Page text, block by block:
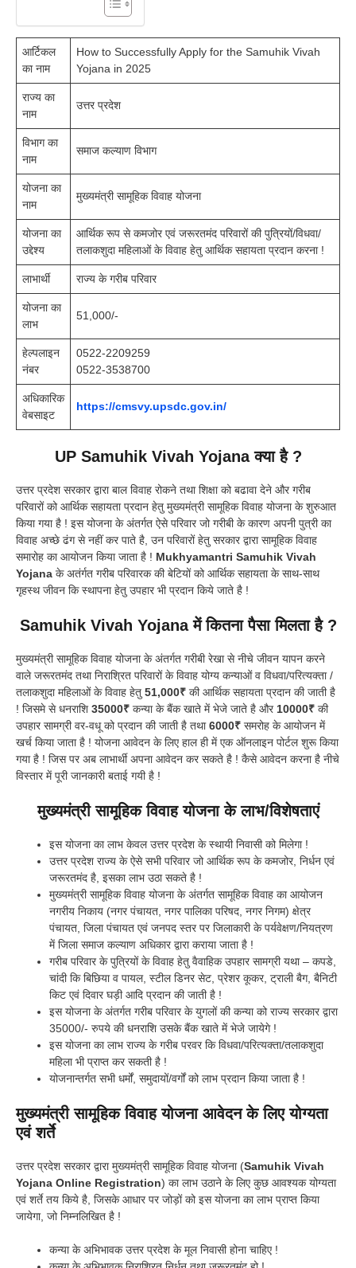
आर्टिकल
का नाम
How to Successfully Apply for the Samuhik Vivah
Yojana in 2025
राज्य का
नाम
उत्तर प्रदेश
विभाग का
नाम
समाज कल्याण विभाग
योजना का
नाम
मुख्यमंत्री सामूहिक विवाह योजना
योजना का
उद्देश्य
आर्थिक रूप से कमजोर एवं जरूरतमंद परिवारों की पुत्रियों/विधवा/
तलाकशुदा महिलाओं के विवाह हेतु आर्थिक सहायता प्रदान करना !
लाभार्थी राज्य के गरीब परिवार
योजना का
लाभ
51,000/-
हेल्पलाइन
नंबर
0522-2209259
0522-3538700
अधिकारिक
वेबसाइट
https://cmsvy.upsdc.gov.in/
UP Samuhik Vivah Yojana क्या है ?
उत्तर प्रदेश सरकार द्वारा बाल विवाह रोकने तथा शिक्षा को बढावा देने और गरीब
परिवारों को आर्थिक सहायता प्रदान हेतु मुख्यमंत्री सामूहिक विवाह योजना के शुरुआत
किया गया है ! इस योजना के अंतर्गत ऐसे परिवार जो गरीबी के कारण अपनी पुत्री का
विवाह अच्छे ढंग से नहीं कर पाते है, उन परिवारों हेतु सरकार द्वारा सामूहिक विवाह
समारोह का आयोजन किया जाता है ! Mukhyamantri Samuhik Vivah
Yojana के अतंर्गत गरीब परिवारक की बेटियों को आर्थिक सहायता के साथ-साथ
गृहस्थ जीवन कि स्थापना हेतु उपहार भी प्रदान किये जाते है !
Samuhik Vivah Yojana में कितना पैसा मिलता है ?
मुख्यमंत्री सामूहिक विवाह योजना के अंतर्गत गरीबी रेखा से नीचे जीवन यापन करने
वाले जरूरतमंद तथा निराश्रित परिवारों के विवाह योग्य कन्याओं व विधवा/परित्यक्ता /
तलाकशुदा महिलाओं के विवाह हेतु 51,000₹ की आर्थिक सहायता प्रदान की जाती है
! जिसमे से धनराशि 35000₹ कन्या के बैंक खाते में भेजे जाते है और10000₹ की
उपहार सामग्री वर-वधू को प्रदान की जाती है तथा6000₹ समरोह के आयोजन में
खर्च किया जाता है ! योजना आवेदन के लिए हाल ही में एक ऑनलाइन पोर्टल शुरू किया
गया है ! जिस पर अब लाभार्थी अपना आवेदन कर सकते है ! कैसे आवेदन करना है नीचे
विस्तार में पूरी जानकारी बताई गयी है !
मुख्यमंत्री सामूहिक विवाह योजना के लाभ/विशेषताएं
इस योजना का लाभ केवल उत्तर प्रदेश के स्थायी निवासी को मिलेगा !
उत्तर प्रदेश राज्य के ऐसे सभी परिवार जो आर्थिक रूप के कमजोर, निर्धन एवं
जरूरतमंद है, इसका लाभ उठा सकते है !
मुख्यमंत्री सामूहिक विवाह योजना के अंतर्गत सामूहिक विवाह का आयोजन
नगरीय निकाय (नगर पंचायत, नगर पालिका परिषद, नगर निगम) क्षेत्र
पंचायत, जिला पंचायत एवं जनपद स्तर पर जिलाकारी के पर्यवेक्षण/नियत्रण
में जिला समाज कल्याण अधिकार द्वारा कराया जाता है !
गरीब परिवार के पुत्रियों के विवाह हेतु वैवाहिक उपहार सामग्री यथा – कपडे,
चांदी कि बिछिया व पायल, स्टील डिनर सेट, प्रेशर कूकर, ट्राली बैग, बैनिटी
किट एवं दिवार घड़ी आदि प्रदान की जाती है !
इस योजना के अंतर्गत गरीब परिवार के युगलों की कन्या को राज्य सरकार द्वारा
35000/- रुपये की धनराशि उसके बैंक खाते में भेजे जायेगे !
इस योजना का लाभ राज्य के गरीब परवर कि विधवा/परित्यक्ता/तलाकशुदा
महिला भी प्राप्त कर सकती है !
योजनान्तर्गत सभी धर्मों, समुदायों/वर्गों को लाभ प्रदान किया जाता है !
मुख्यमंत्री सामूहिक विवाह योजना आवेदन के लिए योग्यता
एवं शर्ते
उत्तर प्रदेश सरकार द्वारा मुख्यमंत्री सामूहिक विवाह योजना (Samuhik Vivah
Yojana Online Registration) का लाभ उठाने के लिए कुछ आवश्यक योग्यता
एवं शर्ते तय किये है, जिसके आधार पर जोड़ों को इस योजना का लाभ प्राप्त किया
जायेगा, जो निम्नलिखित है !
कन्या के अभिभावक उत्तर प्रदेश के मूल निवासी होना चाहिए !